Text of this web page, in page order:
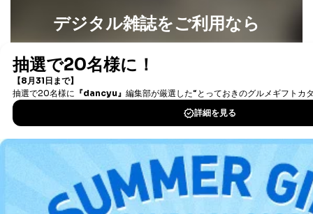
ータ（開示対象個人情報）の利用目的であり、下記4.の
開示等のご請求に対応させていただきます。
なお、6、7については、パートナー（提携企業）様又は
各SNS運営会社様にご請求いただきますようお願い致し
ます。
３．個人情報の第三者提供について
本人の同意を得ることなく第三者に提供することはあり
法令に基づく場合
人の生命､身体または財産の保護のために必要がある
場合であって、本人の同意を得ることが困難であると
き。
デジタル雑誌をご利用なら
書籍）が無料で読み放題！
DOWNLOAD FOR IOS
DOWNLOAD FOR ANDROID
ご利用方法はこちら